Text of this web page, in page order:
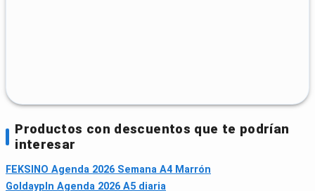
Productos con descuentos que te podrían
interesar
FEKSINO Agenda 2026 Semana A4 Marrón
Goldaypln Agenda 2026 A5 diaria